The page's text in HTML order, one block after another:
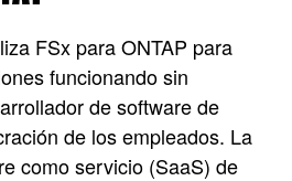
FSx para ONTAP para
funcionando sin
de software de
de los empleados. La
como servicio (SaaS) de